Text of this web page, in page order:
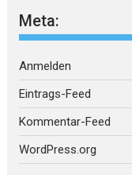
Meta:
Anmelden
Eintrags-Feed
Kommentar-Feed
WordPress.org